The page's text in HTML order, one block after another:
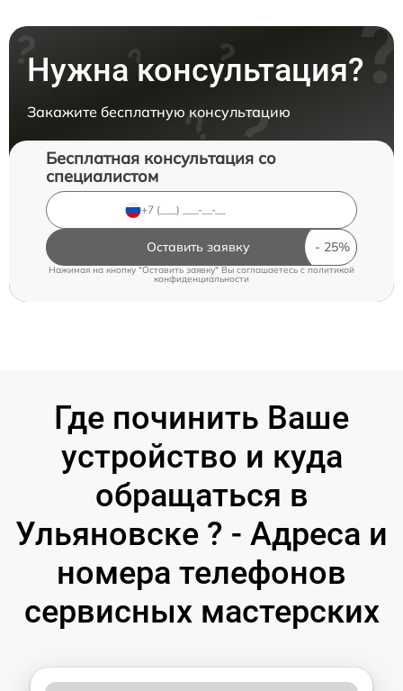
Нужна консультация?
Закажите бесплатную консультацию
Бесплатная консультация со
специалистом
Оставить заявку
Нажимая на кнопку "Оставить заявку" Вы соглашаетесь cполитикой
конфиденциальности
Где починить Ваше
устройство и куда
обращаться в
Ульяновске ? - Адреса и
номера телефонов
сервисных мастерских